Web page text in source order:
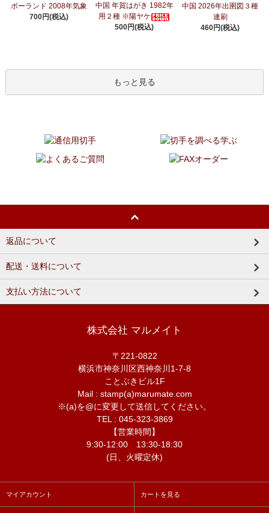
ポーランド 2008年気象
700円(税込)
中国 年賀はがき 1982年
用２種 ※陽ヤケ
500円(税込)
中国 2026年出圉図３種
連刷
460円(税込)
もっと見る
返品について
配送・送料について
支払い方法について
株式会社 マルメイト
〒221-0822
横浜市神奈川区西神奈川1-7-8
ことぶきビル1F
Mail : stamp(a)marumate.com
※(a)を@に変更して送信してください。
TEL : 045-323-3869
【営業時間】
9:30-12:00 13:30-18:30
(日、火曜定休)
マイアカウント カートを見る